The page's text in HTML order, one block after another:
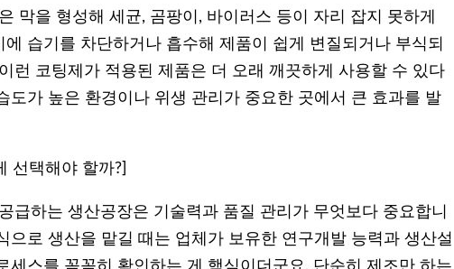
막을 형성해 세균, 곰팡이, 바이러스 등이 자리 잡지 못하게
습기를 차단하거나 흡수해 제품이 쉽게 변질되거나 부식되
런 코팅제가 적용된 제품은 더 오래 깨끗하게 사용할 수 있다
도가 높은 환경이나 위생 관리가 중요한 곳에서 큰 효과를 발
선택해야 할까?]
급하는 생산공장은 기술력과 품질 관리가 무엇보다 중요합니
으로 생산을 맡길 때는 업체가 보유한 연구개발 능력과 생산설